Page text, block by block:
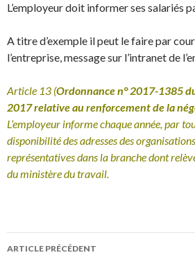
L’employeur doit informer ses salariés
A titre d’exemple il peut le faire par
l’entreprise, message sur l’intranet de
Article 13 (Ordonnance n° 2017-1385
2017 relative au renforcement de la
L’employeur informe chaque année, par
disponibilité des adresses des
représentatives dans la branche dont
du ministère du travail.
Navigation
ARTICLE PRÉCÉDENT